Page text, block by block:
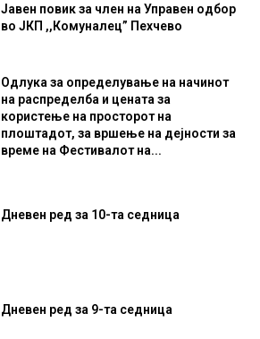
Јавен повик за член на Управен одбор
во ЈКП ,,Комуналец” Пехчево
Одлука за определување на начинот
на распределба и цената за
користење на просторот на
плоштадот, за вршење на дејности за
време на Фестивалот на...
Дневен ред за 10-та седница
Дневен ред за 9-та седница